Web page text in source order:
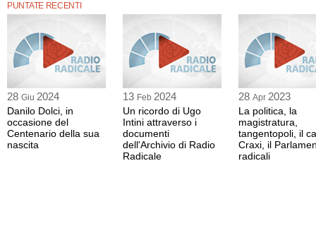
PUNTATE RECENTI
28 Giu 2024
Danilo Dolci, in
occasione del
Centenario della sua
nascita
13 Feb 2024
Un ricordo di Ugo
Intini attraverso i
documenti
dell'Archivio di Radio
Radicale
28 Apr 2023
La politica, la
magistratura,
tangentopoli, il
Craxi, il
radicali